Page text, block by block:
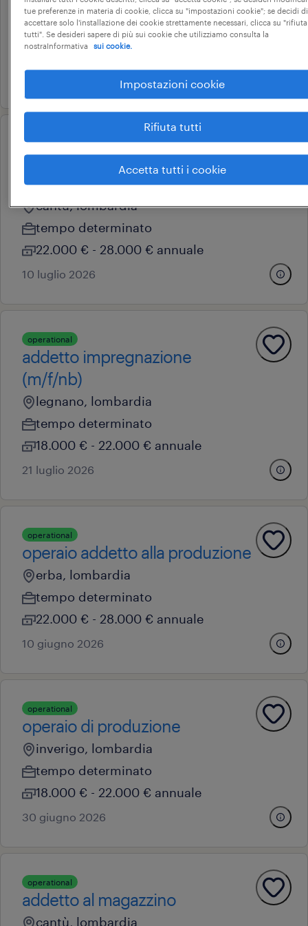
lentate sul seveso, lombardia
tempo indeterminato
28.000 € - 34.000 € annuale
operational
addetto alla cucitura/cucitore
(f/m/nb)
cantù, lombardia
tempo determinato
22.000 € - 28.000 € annuale
10 luglio 2026
operational
addetto impregnazione
(m/f/nb)
legnano, lombardia
tempo determinato
18.000 € - 22.000 € annuale
21 luglio 2026
operational
operaio addetto alla produzione
erba, lombardia
tempo determinato
22.000 € - 28.000 € annuale
10 giugno 2026
operational
operaio di produzione
inverigo, lombardia
tempo determinato
18.000 € - 22.000 € annuale
30 giugno 2026
operational
addetto al magazzino
cantù, lombardia
tue preferenze in materia di cookie, clicca su "impostazioni cookie"; se decidi di
accettare solo l'installazione dei cookie strettamente necessari, clicca su "rifiuta
tutti". Se desideri sapere di più sui cookie che utilizziamo consulta la
nostraInformativa
sui cookie.
Impostazioni cookie
Rifiuta tutti
Accetta tutti i cookie